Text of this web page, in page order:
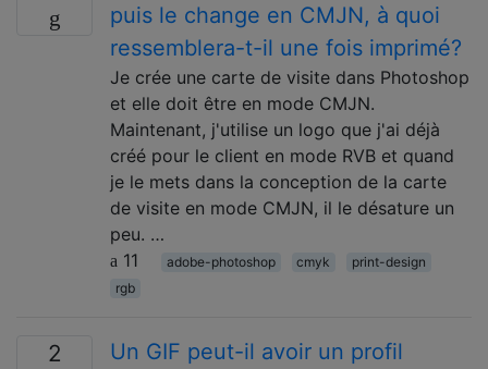
puis le change en CMJN, à quoi
ressemblera-t-il une fois imprimé?
Je crée une carte de visite dans Photoshop
et elle doit être en mode CMJN.
Maintenant, j'utilise un logo que j'ai déjà
créé pour le client en mode RVB et quand
je le mets dans la conception de la carte
de visite en mode CMJN, il le désature un
peu. …
11
adobe-photoshop cmyk
print-design
rgb
2
Un GIF peut-il avoir un profil